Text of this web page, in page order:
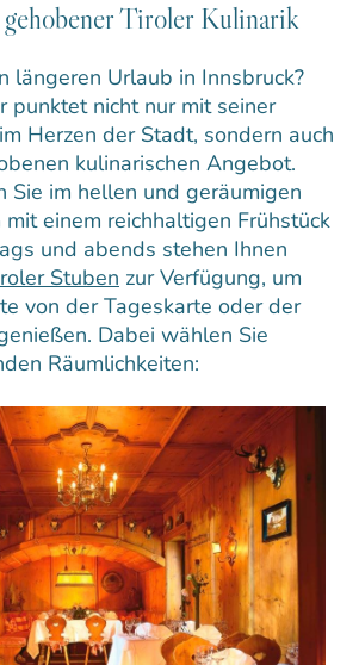
Tiroler Kulinarik
längeren Urlaub in Innsbruck?
punktet nicht nur mit seiner
Herzen der Stadt, sondern auch
kulinarischen Angebot.
Sie im hellen und geräumigen
mit einem reichhaltigen Frühstück
und abends stehen Ihnen
Stuben zur Verfügung, um
von der Tageskarte oder der
Dabei wählen Sie
Räumlichkeiten: